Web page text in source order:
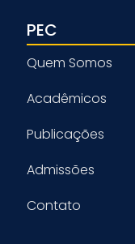
PEC
Quem Somos
Acadêmicos
Publicações
Admissões
Contato